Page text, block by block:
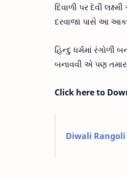
દિવાળી પર દેવી
દરવાજા પાસે આ
હિન્દુ ધર્મમાં
બનાવવી એ પણ તમારા
Click here to
Diwali Rangoli